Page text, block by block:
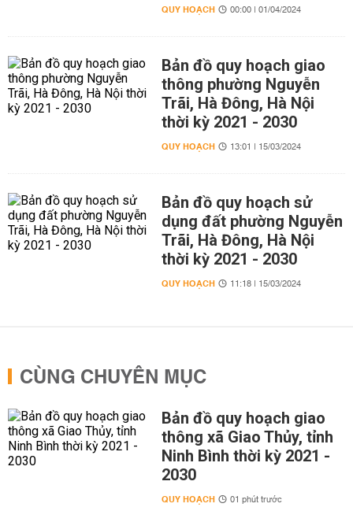
QUY HOẠCH 00:00 | 01/04/2024
Bản đồ quy hoạch giao
thông phường Nguyễn
Trãi, Hà Đông, Hà Nội
thời kỳ 2021 - 2030
QUY HOẠCH 13:01 | 15/03/2024
Bản đồ quy hoạch sử
dụng đất phường Nguyễn
Trãi, Hà Đông, Hà Nội
thời kỳ 2021 - 2030
QUY HOẠCH 11:18 | 15/03/2024
CÙNG CHUYÊN MỤC
Bản đồ quy hoạch giao
thông xã Giao Thủy, tỉnh
Ninh Bình thời kỳ 2021 -
2030
QUY HOẠCH 01 phút trước